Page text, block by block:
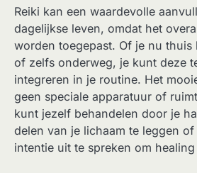
Reiki kan een waardevolle
dagelijkse leven, omdat het
worden toegepast. Of je nu thuis
of zelfs onderweg, je kunt deze
integreren in je routine. Het
geen speciale apparatuur of
kunt jezelf behandelen door je
delen van je lichaam te leggen
intentie uit te spreken om